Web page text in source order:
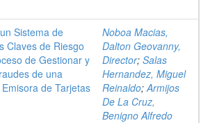
Sistema de
Claves de Riesgo
de Gestionar y
de una
de Tarjetas
Noboa Macias,
Dalton Geovanny,
Director; Salas
Hernandez, Miguel
Reinaldo;Armijos
De La Cruz,
Benigno Alfredo